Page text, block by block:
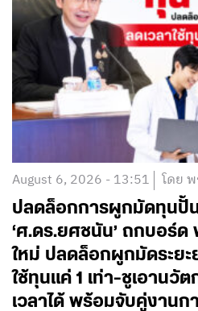
August 6, 2026 - 13:51 โดย
ปลดล็อกการผูกมัดทุนปั้
‘ศ.ดร.ยศชนัน’ ถกบอร์ด
ใหม่ ปลดล็อกผูกมัดระยะ
ใช้ทุนแค่ 1 เท่า-ชูเอานวั
เวลาได้ พร้อมจับคู่งานก